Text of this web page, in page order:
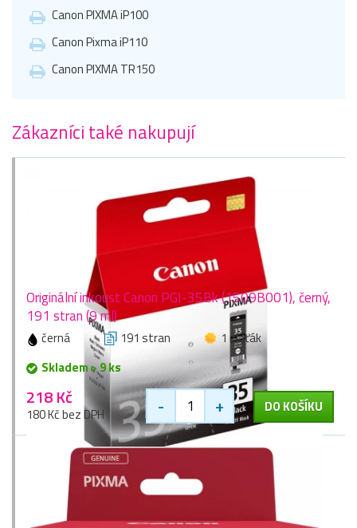
Canon PIXMA iP100
Canon Pixma iP110
Canon PIXMA TR150
Zákazníci také nakupují
Originální inkoust Canon PGI-35Bk (1509B001), černý,
191 stran (9 ml)
černá 191 stran
1 zlaťák
Skladem > 9 ks
218 Kč
180 Kč bez DPH - + DO KOŠÍKU